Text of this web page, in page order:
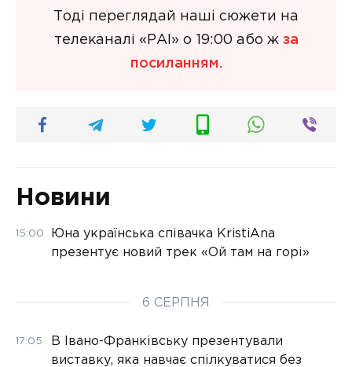
Тоді переглядай наші сюжети на
телеканалі «РАІ» о 19:00 або ж за
посиланням.
Новини
15:00
Юна українська співачка KristiAna
презентує новий трек «Ой там на горі»
6 СЕРПНЯ
17:05
В Івано-Франківську презентували
виставку, яка навчає спілкуватися без